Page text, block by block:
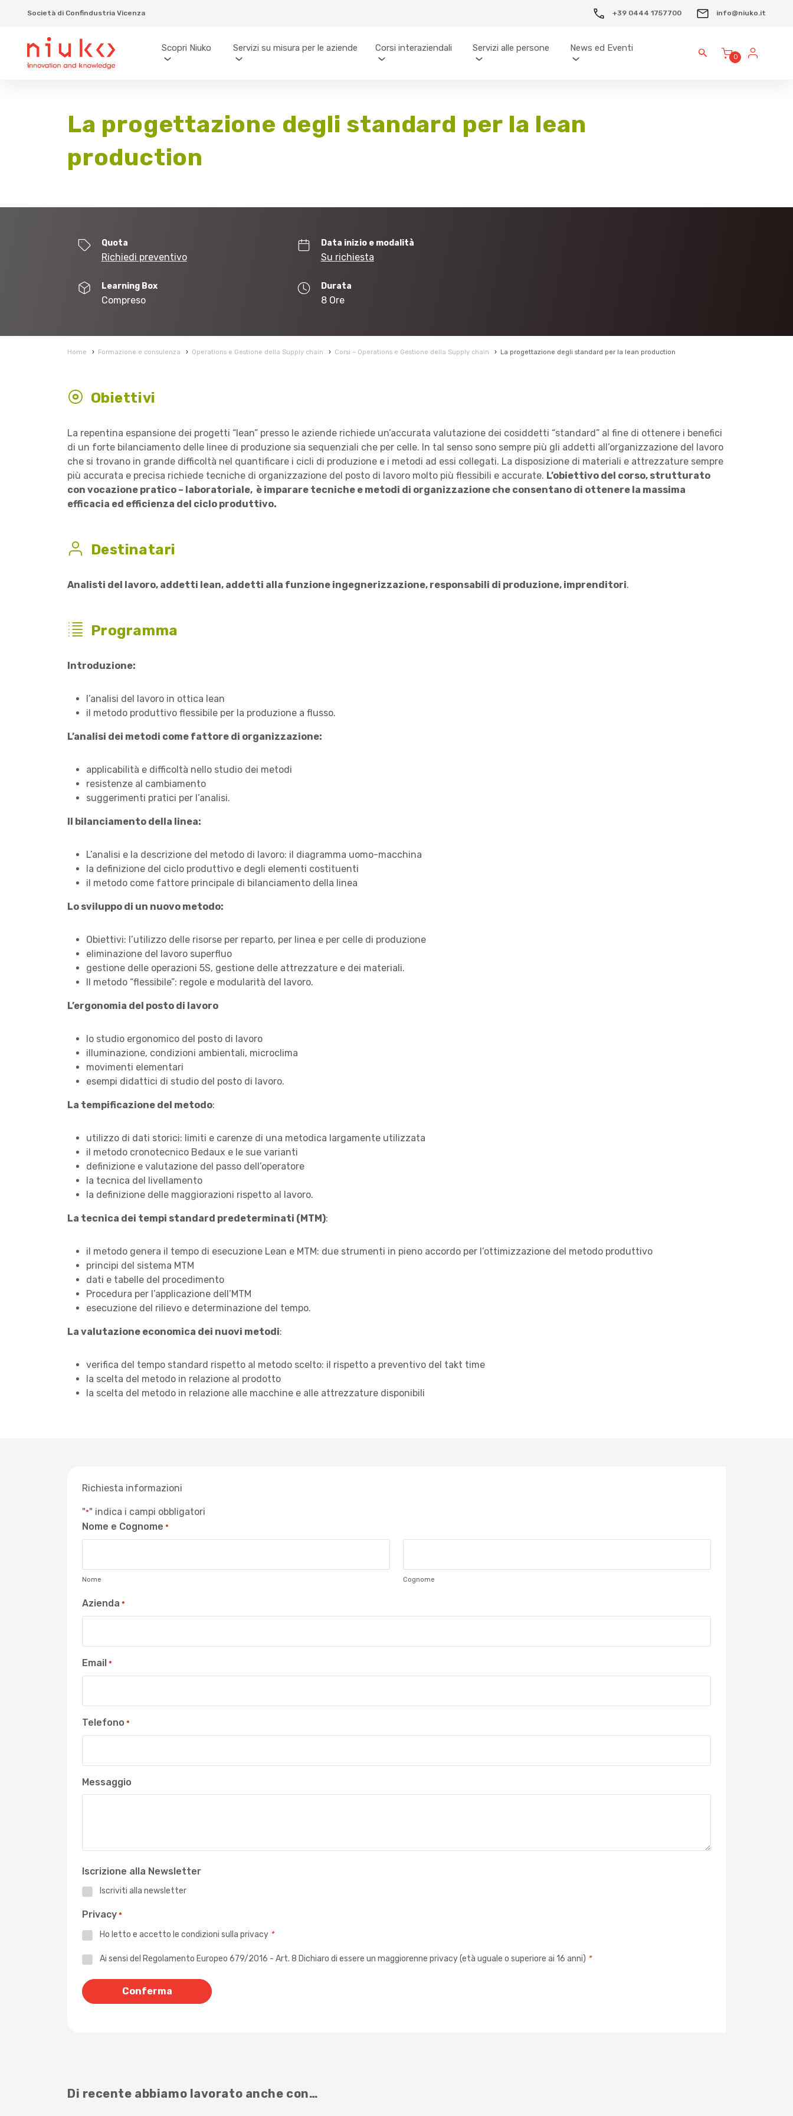
Società di Confindustria Vicenza +39 0444 1757700 info@niuko.it
0
Scopri Niuko Servizi su misura per le aziende Corsi interaziendali Servizi alle persone News ed Eventi
La progettazione degli standard per la lean
production
Quota
Richiedi preventivo
Learning Box
Compreso
Data inizio e modalità
Su richiesta
Durata
8 Ore
Home › Formazione e consulenza › Operations e Gestione della Supply chain › Corsi – Operations e Gestione della Supply chain › La progettazione degli standard per la lean production
Obiettivi
La repentina espansione dei progetti “lean” presso le aziende richiede un’accurata valutazione dei cosiddetti “standard” al fine di ottenere i benefici
di un forte bilanciamento delle linee di produzione sia sequenziali che per celle. In tal senso sono sempre più gli addetti all’organizzazione del lavoro
che si trovano in grande difficoltà nel quantificare i cicli di produzione e i metodi ad essi collegati. La disposizione di materiali e attrezzature sempre
più accurata e precisa richiede tecniche di organizzazione del posto di lavoro molto più flessibili e accurate. L’obiettivo del corso, strutturato
con vocazione pratico – laboratoriale, è imparare tecniche e metodi di organizzazione che consentano di ottenere la massima
efficacia ed efficienza del ciclo produttivo.
Destinatari
Analisti del lavoro, addetti lean, addetti alla funzione ingegnerizzazione, responsabili di produzione, imprenditori.
Programma
Introduzione:
l’analisi del lavoro in ottica lean
il metodo produttivo flessibile per la produzione a flusso.
L’analisi dei metodi come fattore di organizzazione:
applicabilità e difficoltà nello studio dei metodi
resistenze al cambiamento
suggerimenti pratici per l’analisi.
Il bilanciamento della linea:
L’analisi e la descrizione del metodo di lavoro: il diagramma uomo-macchina
la definizione del ciclo produttivo e degli elementi costituenti
il metodo come fattore principale di bilanciamento della linea
Lo sviluppo di un nuovo metodo:
Obiettivi: l’utilizzo delle risorse per reparto, per linea e per celle di produzione
eliminazione del lavoro superfluo
gestione delle operazioni 5S, gestione delle attrezzature e dei materiali.
Il metodo “flessibile”: regole e modularità del lavoro.
L’ergonomia del posto di lavoro
lo studio ergonomico del posto di lavoro
illuminazione, condizioni ambientali, microclima
movimenti elementari
esempi didattici di studio del posto di lavoro.
La tempificazione del metodo:
utilizzo di dati storici: limiti e carenze di una metodica largamente utilizzata
il metodo cronotecnico Bedaux e le sue varianti
definizione e valutazione del passo dell’operatore
la tecnica del livellamento
la definizione delle maggiorazioni rispetto al lavoro.
La tecnica dei tempi standard predeterminati (MTM):
il metodo genera il tempo di esecuzione Lean e MTM: due strumenti in pieno accordo per l’ottimizzazione del metodo produttivo
principi del sistema MTM
dati e tabelle del procedimento
Procedura per l’applicazione dell’MTM
esecuzione del rilievo e determinazione del tempo.
La valutazione economica dei nuovi metodi:
verifica del tempo standard rispetto al metodo scelto: il rispetto a preventivo del takt time
la scelta del metodo in relazione al prodotto
la scelta del metodo in relazione alle macchine e alle attrezzature disponibili
Richiesta informazioni
"*" indica i campi obbligatori
Nome e Cognome *
Nome Cognome
Azienda *
Email *
Telefono *
Messaggio
Iscrizione alla Newsletter
Iscriviti alla newsletter
Privacy *
Ho letto e accetto le condizioni sulla privacy *
PrivacyAi sensi del Regolamento Europeo 679/2016 - Art. 8 Dichiaro di essere un maggiorenne privacy (età uguale o superiore ai 16 anni) *
Di recente abbiamo lavorato anche con…